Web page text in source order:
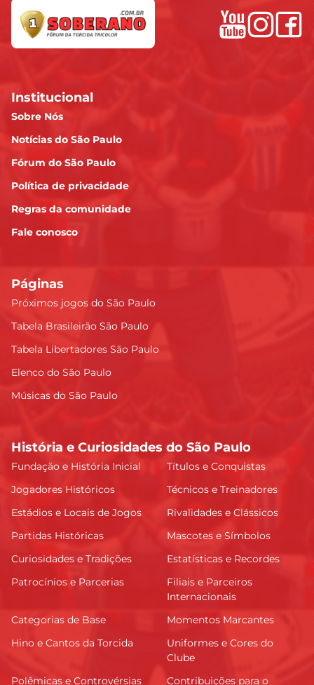
Institucional
Sobre Nós
Notícias do São Paulo
Fórum do São Paulo
Política de privacidade
Regras da comunidade
Fale conosco
Páginas
Próximos jogos do São Paulo
Tabela Brasileirão São Paulo
Tabela Libertadores São Paulo
Elenco do São Paulo
Músicas do São Paulo
História e Curiosidades do São Paulo
Fundação e História Inicial
Títulos e Conquistas
Jogadores Históricos
Técnicos e Treinadores
Estádios e Locais de Jogos
Rivalidades e Clássicos
Partidas Históricas
Mascotes e Símbolos
Curiosidades e Tradições
Estatísticas e Recordes
Patrocínios e Parcerias
Filiais e Parceiros
Internacionais
Categorias de Base
Momentos Marcantes
Hino e Cantos da Torcida
Uniformes e Cores do
Clube
Polêmicas e Controvérsias
Contribuições para o